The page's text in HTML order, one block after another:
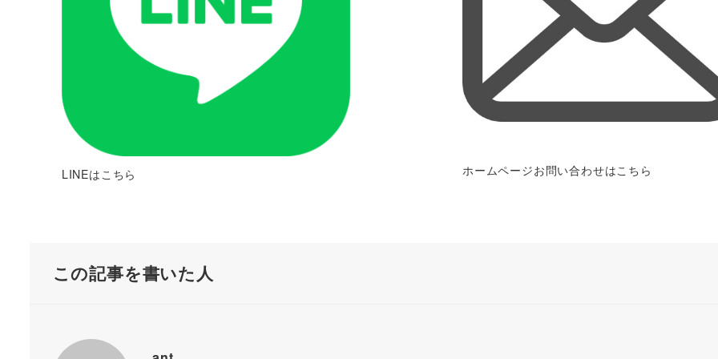
LINEはこちら ホームページお問い合わせはこちら
この記事を書いた人